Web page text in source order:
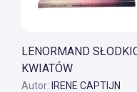
System tarota:
LENORMAND
KWIATÓW
Autor: IRENE CAPTIJN